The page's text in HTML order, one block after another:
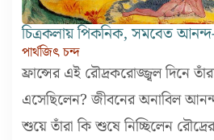
চিত্রকলায় পিকনিক, সমবেত
পার্থজিৎ চন্দ
ফ্রান্সের এই রৌদ্রকরোজ্জ্বল দিনে
এসেছিলেন? জীবনের অনাবিল
শুয়ে তাঁরা কি শুষে নিচ্ছিলেন